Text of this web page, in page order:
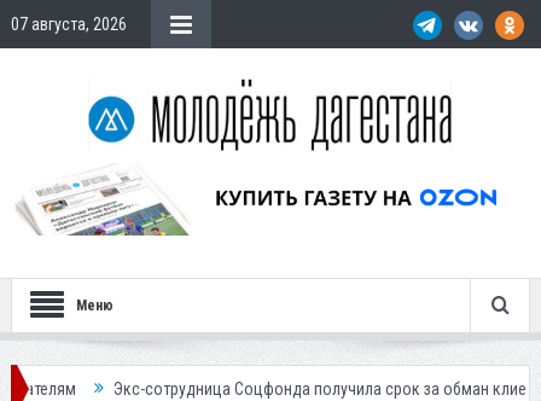
07 августа, 2026
Меню
Экс-сотрудница Соцфонда получила срок за обман клиентов